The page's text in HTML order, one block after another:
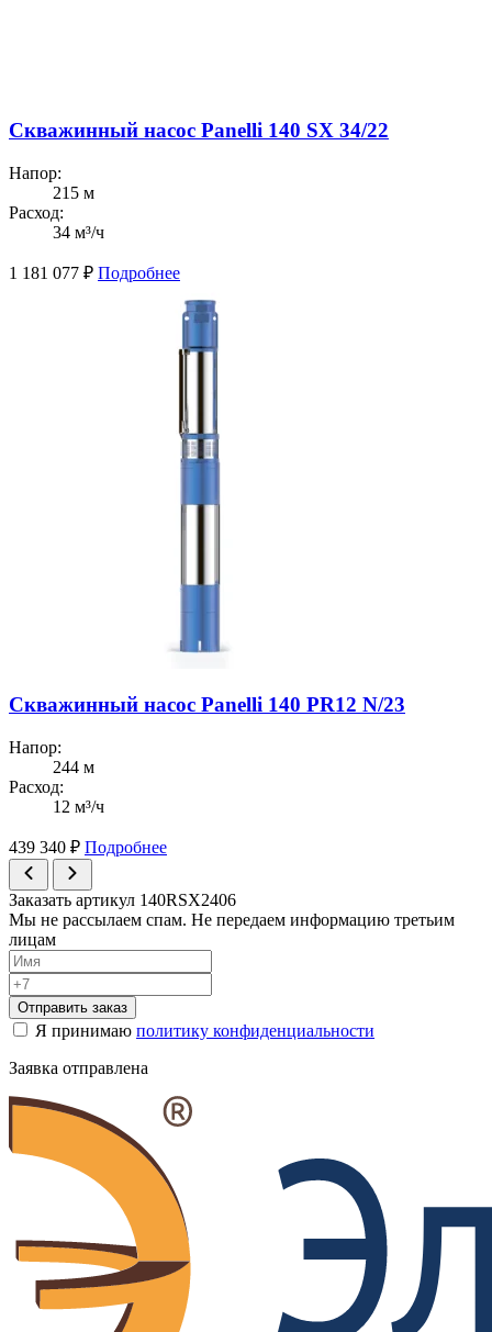
Скважинный насос Panelli 140 SX 34/22
Напор:
215 м
Расход:
34 м³/ч
1 181 077 ₽ Подробнее
Скважинный насос Panelli 140 PR12 N/23
Напор:
244 м
Расход:
12 м³/ч
439 340 ₽ Подробнее
Заказать артикул 140RSX2406
Мы не рассылаем спам. Не передаем информацию третьим
лицам
Отправить заказ
Я принимаю политику конфиденциальности
Заявка отправлена